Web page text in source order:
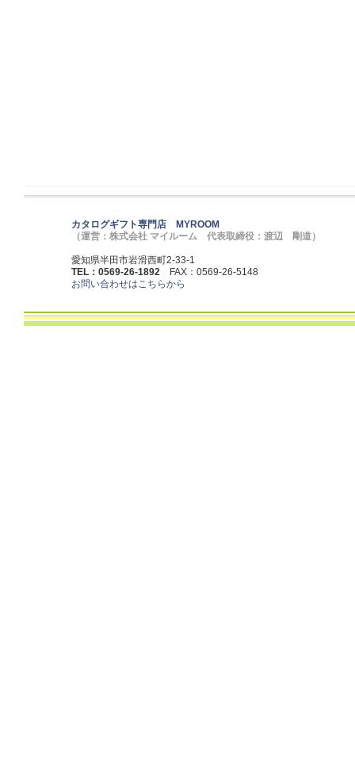
カタログギフト専門店 MYROOM
（運営：株式会社 マイルーム 代表取締役：渡辺 剛道）
愛知県半田市岩滑西町2-33-1
TEL：0569-26-1892 FAX：0569-26-5148
お問い合わせはこちらから